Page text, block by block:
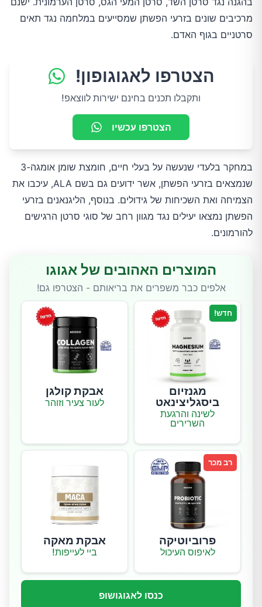
מרכיבים שונים בזרעי הפשתן שמסייעים במלחמה נגד תאים
סרטניים בגוף האדם.
הצטרפו לאגוגופון!
ותקבלו תכנים בחינם ישירות לווצאפ!
הצטרפו עכשיו
במחקר בלעדי שנעשה על בעלי חיים, חומצת שומן אומגה-3
שנמצאים בזרעי הפשתן, אשר ידועים גם בשם ALA, עיכבו את
הצמיחה ואת השכיחות של גידולים. בנוסף, הליגנאנים בזרעי
הפשתן נמצאו יעילים נגד מגוון רחב של סוגי סרטן הרגישים
להורמונים.
המוצרים האהובים של אגוגו
אלפים כבר משפרים את בריאותם - הצטרפו גם!
חדש!
מגנזיום
ביסגליצינאט
לשינה והרגעת
השרירים
אבקת קולגן
לעור צעיר וזוהר
רב מכר
פרוביוטיקה
לאיפוס העיכול
אבקת מאקה
ביי לעייפות!
כנסו לאגוגושופ